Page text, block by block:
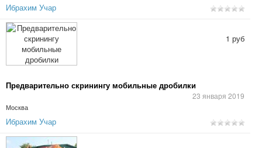
Ибрахим Учар
Предварительно скринингу мобильные дробилки
23 января 2019
Москва
1 руб
Ибрахим Учар